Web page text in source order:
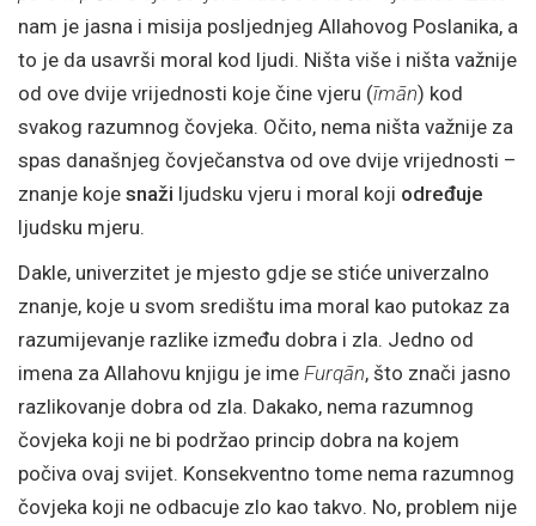
nam je jasna i misija posljednjeg Allahovog Poslanika, a
to je da usavrši moral kod ljudi. Ništa više i ništa važnije
od ove dvije vrijednosti koje čine vjeru (īmān) kod
svakog razumnog čovjeka. Očito, nema ništa važnije za
spas današnjeg čovječanstva od ove dvije vrijednosti –
znanje koje snaži ljudsku vjeru i moral koji određuje
ljudsku mjeru.
Dakle, univerzitet je mjesto gdje se stiće univerzalno
znanje, koje u svom središtu ima moral kao putokaz za
razumijevanje razlike između dobra i zla. Jedno od
imena za Allahovu knjigu je ime Furqān, što znači jasno
razlikovanje dobra od zla. Dakako, nema razumnog
čovjeka koji ne bi podržao princip dobra na kojem
počiva ovaj svijet. Konsekventno tome nema razumnog
čovjeka koji ne odbacuje zlo kao takvo. No, problem nije